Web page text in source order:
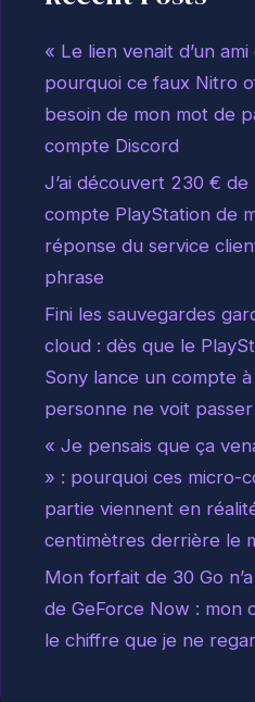
« Le lien venait d’un
pourquoi ce faux Nitro
besoin de mon mot de
compte Discord
J’ai découvert 230 € de
compte PlayStation de
réponse du service
phrase
Fini les sauvegardes
cloud : dès que le
Sony lance un compte
personne ne voit passer
« Je pensais que ça
» : pourquoi ces micro-
partie viennent en
centimètres derrière le
Mon forfait de 30 Go
de GeForce Now : mon
le chiffre que je ne